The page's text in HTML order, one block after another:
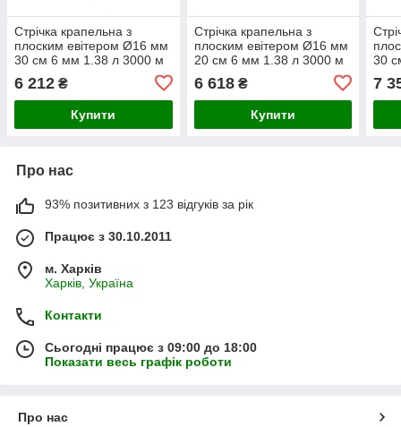
Стрічка крапельна з
плоским евітером Ø16 мм
30 см 6 мм 1.38 л 3000 м
6 212 ₴
Купити
Стрічка крапельна з
плоским евітером Ø16 мм
20 см 6 мм 1.38 л 3000 м
6 618₴
Купити
30
7
Про нас
93% позитивних з 123 відгуків за рік
Працює з 30.10.2011
м. Харків
Харків, Україна
Контакти
Сьогодні працює з 09:00 до 18:00
Показати весь графік роботи
Про нас